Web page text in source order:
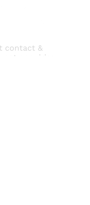
contact &
enquiries